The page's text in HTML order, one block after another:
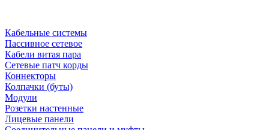
Кабельные системы
Пассивное сетевое
Кабели витая пара
Сетевые патч корды
Коннекторы
Колпачки (буты)
Модули
Розетки настенные
Лицевые панели